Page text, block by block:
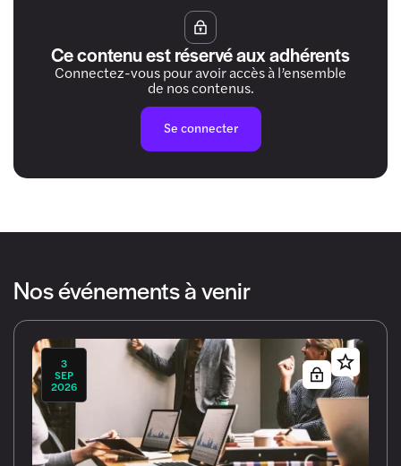
Ce contenu est réservé aux adhérents
Connectez-vous pour avoir accès à l’ensemble
de nos contenus.
Se connecter
Nos événements à venir
3
SEP
2026